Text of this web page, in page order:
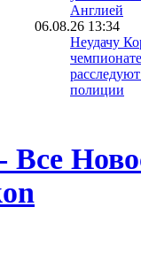
Англией
06.08.26 13:34
Неудачу
полиции
вместе с